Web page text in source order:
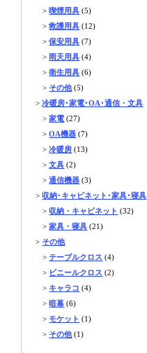
>喫煙用具 (5)
>救護用具 (12)
>保安用具 (7)
>雨天用具 (4)
>衛生用具 (6)
> その他(5)
>冷暖房･家電･OA･通信・文具
>家電 (27)
>OA機器 (7)
>冷暖房 (13)
>文具 (2)
>通信機器 (3)
>収納･キャビネット･家具･寝具
>収納・キャビネット (32)
>家具・寝具 (21)
> その他
>テーブルクロス (4)
> ビニールクロス (2)
> キャラコ (4)
>暗幕 (6)
>モケット (1)
> その他(1)